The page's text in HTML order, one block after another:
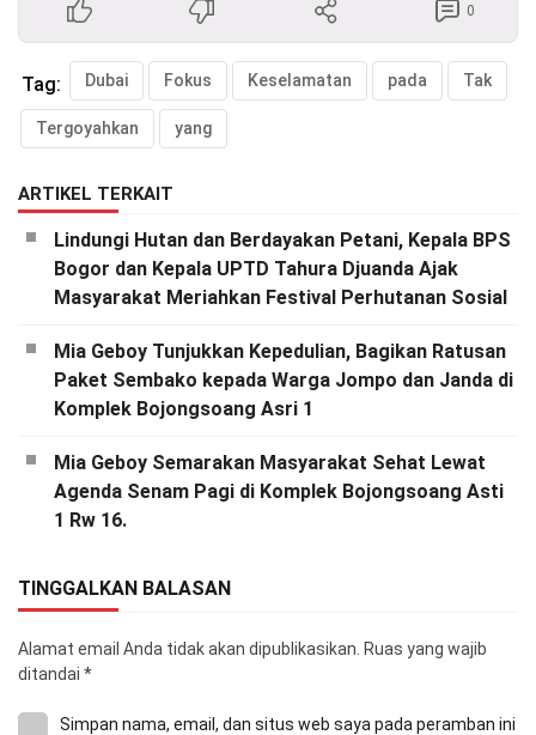
0
Tag: Dubai Fokus Keselamatan pada Tak
Tergoyahkan yang
ARTIKEL TERKAIT
Lindungi Hutan dan Berdayakan Petani, Kepala BPS
Bogor dan Kepala UPTD Tahura Djuanda Ajak
Masyarakat Meriahkan Festival Perhutanan Sosial
Mia Geboy Tunjukkan Kepedulian, Bagikan Ratusan
Paket Sembako kepada Warga Jompo dan Janda di
Komplek Bojongsoang Asri 1
Mia Geboy Semarakan Masyarakat Sehat Lewat
Agenda Senam Pagi di Komplek Bojongsoang Asti
1 Rw 16.
TINGGALKAN BALASAN
Alamat email Anda tidak akan dipublikasikan. Ruas yang wajib
ditandai *
Simpan nama, email, dan situs web saya pada peramban ini